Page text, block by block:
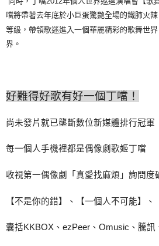
噹將帶著去年底於小巨蛋驚艷全場的鐵肺火
等級，帶領歌迷進入一個華麗精彩的歌舞世
界。
好難得好歌有好一個丁噹！
尚未發片就已壟斷數位新媒體排行冠軍
每一個人手機裡都是偶像劇歌姬丁噹
收視第一偶像劇「真愛找麻煩」詢問度
【不是你的錯】、【一個人不可能】、
囊括KKBOX 、 ezPeer 、 Omusic 、騰